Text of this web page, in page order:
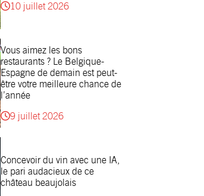
10 juillet 2026
Vous aimez les bons
restaurants ? Le Belgique-
Espagne de demain est peut-
être votre meilleure chance de
l’année
9 juillet 2026
Concevoir du vin avec une IA,
le pari audacieux de ce
château beaujolais